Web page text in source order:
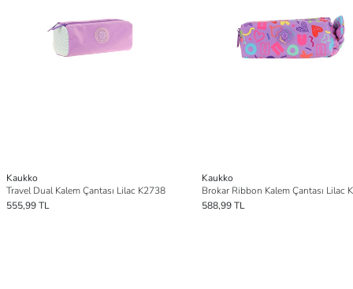
Kaukko
Travel Dual Kalem Çantası Lilac K2738
555,99 TL
Kaukko
Brokar Ribbon Kalem Çantası Lilac
588,99 TL